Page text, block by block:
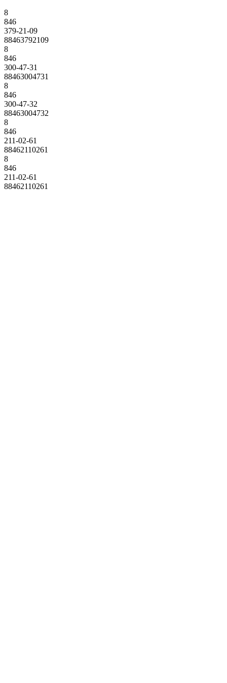
8
846
379-21-09
88463792109
8
846
300-47-31
88463004731
8
846
300-47-32
88463004732
8
846
211-02-61
88462110261
8
846
211-02-61
88462110261